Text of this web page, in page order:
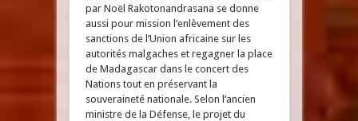
par Noël Rakotonandrasana se donne
aussi pour mission l’enlèvement des
sanctions de l’Union africaine sur les
autorités malgaches et regagner la place
de Madagascar dans le concert des
Nations tout en préservant la
souveraineté nationale. Selon l’ancien
ministre de la Défense, le projet du